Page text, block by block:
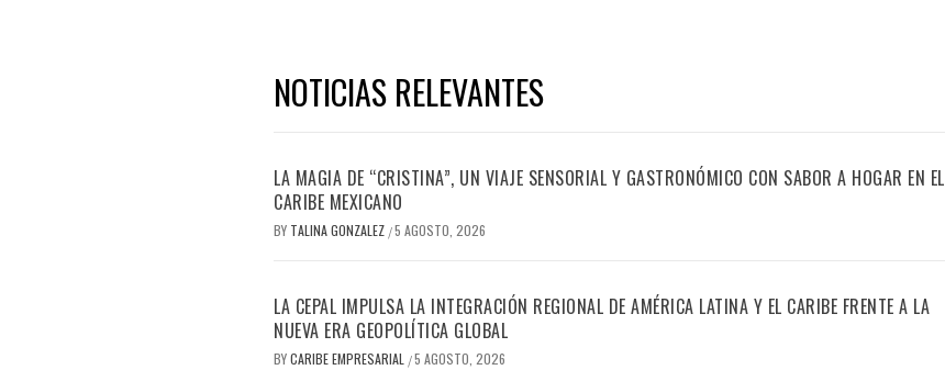
NOTICIAS RELEVANTES
LA MAGIA DE “CRISTINA”, UN VIAJE SENSORIAL Y GASTRONÓMICO CON SABOR A HOGAR EN EL
CARIBE MEXICANO
BY TALINA GONZALEZ /5 AGOSTO, 2026
LA CEPAL IMPULSA LA INTEGRACIÓN REGIONAL DE AMÉRICA LATINA Y EL CARIBE FRENTE A LA
NUEVA ERA GEOPOLÍTICA GLOBAL
BYCARIBE EMPRESARIAL /5 AGOSTO, 2026